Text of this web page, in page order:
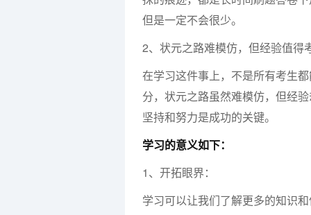
但是一定不会很少。
2、状元之路难模仿，但经验值得
在学习这件事上，不是所有考生
分，状元之路虽然难模仿，但经
坚持和努力是成功的关键。
学习的意义如下：
1、开拓眼界：
学习可以让我们了解更多的知识